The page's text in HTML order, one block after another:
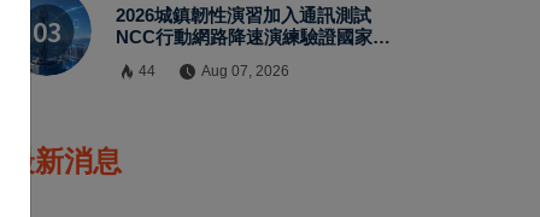
2026城鎮韌性演習加入通訊測試
NCC行動網路降速演練驗證國家通
44 Aug 07, 2026
最新消息